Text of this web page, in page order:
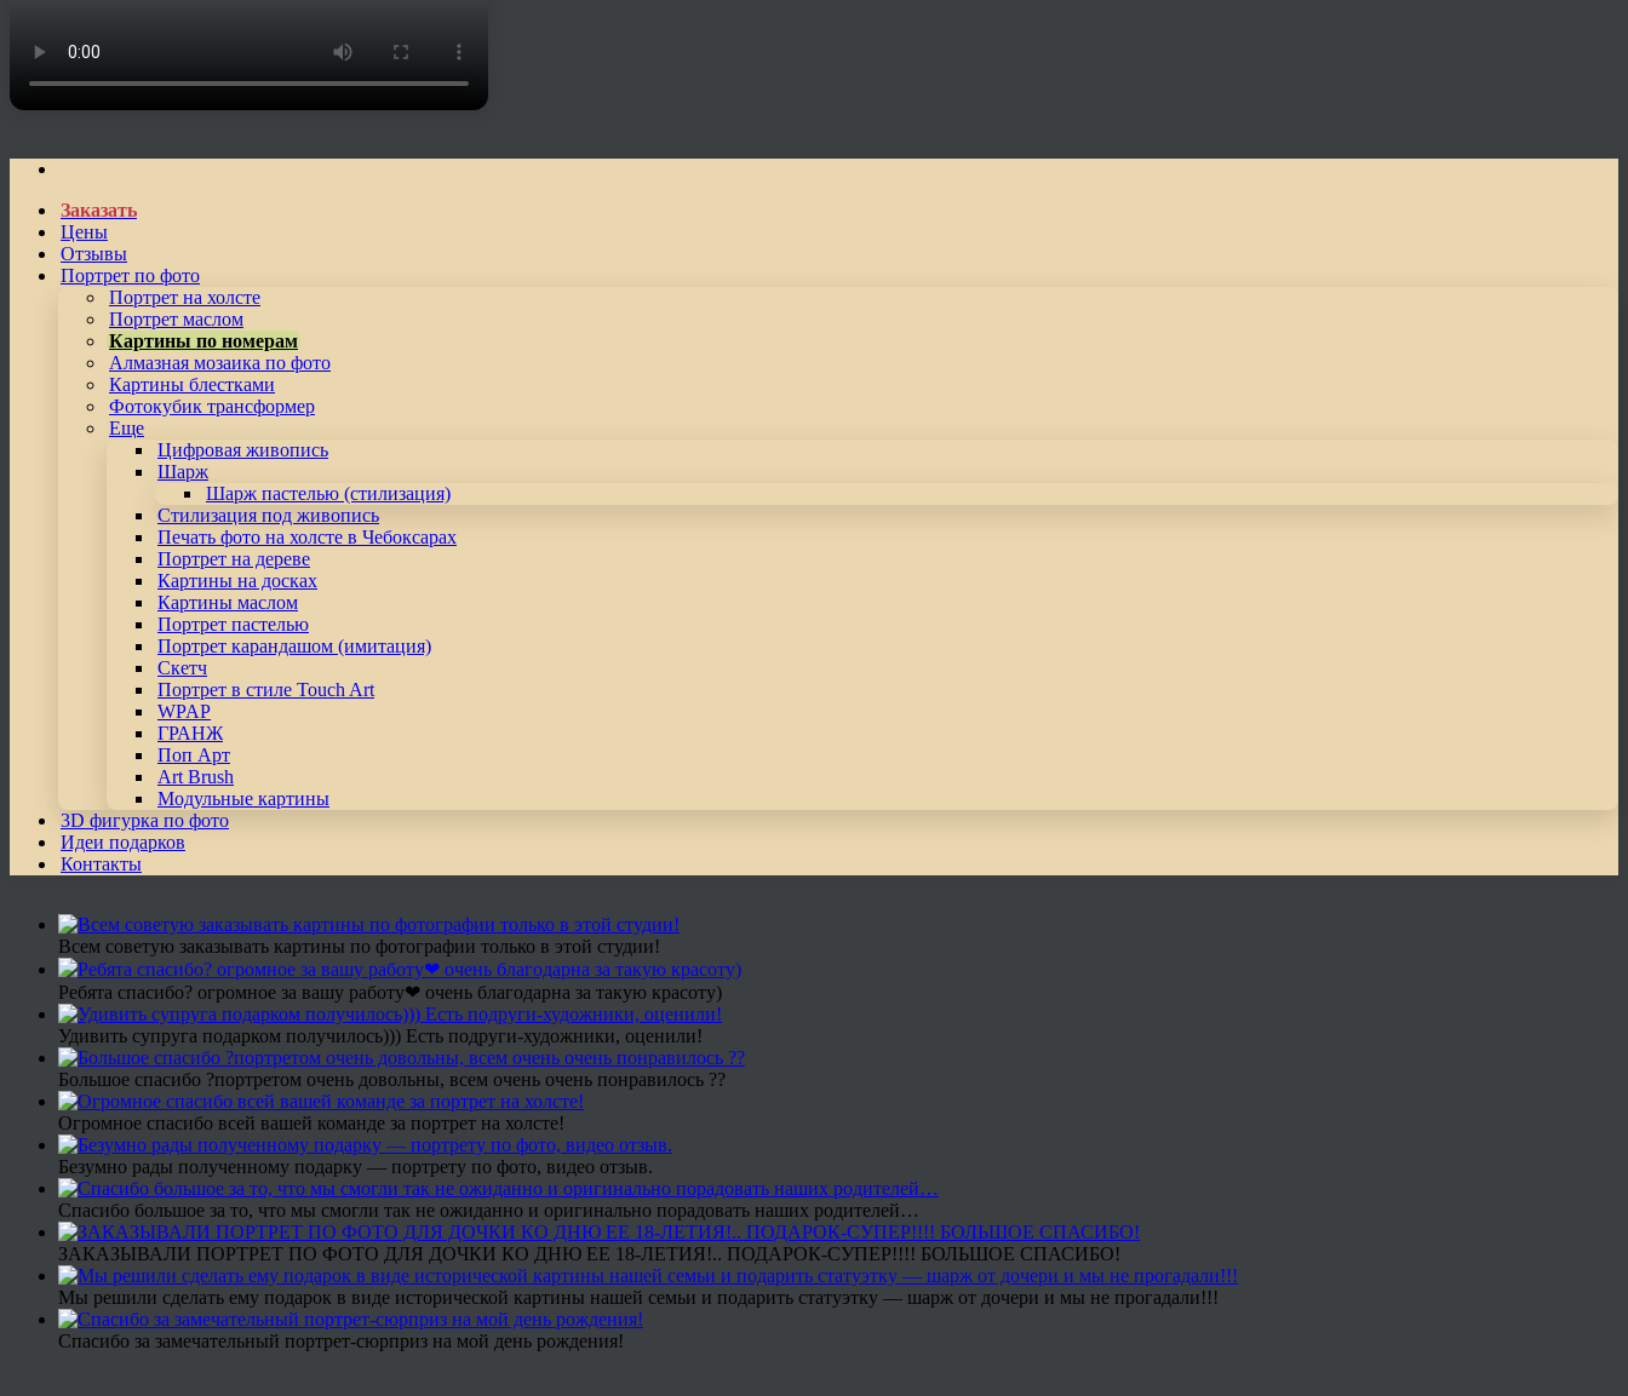
Заказать
Цены
Отзывы
Портрет по фото
Портрет на холсте
Портрет маслом
Картины по номерам
Алмазная мозаика по фото
Картины блестками
Фотокубик трансформер
Еще
Цифровая живопись
Шарж
Шарж пастелью (стилизация)
Стилизация под живопись
Печать фото на холсте в Чебоксарах
Портрет на дереве
Картины на досках
Картины маслом
Портрет пастелью
Портрет карандашом (имитация)
Скетч
Портрет в стиле Touch Art
WPAP
ГРАНЖ
Поп Арт
Art Brush
Модульные картины
3D фигурка по фото
Идеи подарков
Контакты
Всем советую заказывать картины по фотографии только в этой студии!
Ребята спасибо? огромное за вашу работу❤ очень благодарна за такую красоту)
Удивить супруга подарком получилось))) Есть подруги-художники, оценили!
Большое спасибо ?портретом очень довольны, всем очень очень понравилось ??
Огромное спасибо всей вашей команде за портрет на холсте!
Безумно рады полученному подарку — портрету по фото, видео отзыв.
Спасибо большое за то, что мы смогли так не ожиданно и оригинально порадовать наших родителей…
ЗАКАЗЫВАЛИ ПОРТРЕТ ПО ФОТО ДЛЯ ДОЧКИ КО ДНЮ ЕЕ 18-ЛЕТИЯ!.. ПОДАРОК-СУПЕР!!!! БОЛЬШОЕ СПАСИБО!
Мы решили сделать ему подарок в виде исторической картины нашей семьи и подарить статуэтку — шарж от дочери и мы не прогадали!!!
Спасибо за замечательный портрет-сюрприз на мой день рождения!